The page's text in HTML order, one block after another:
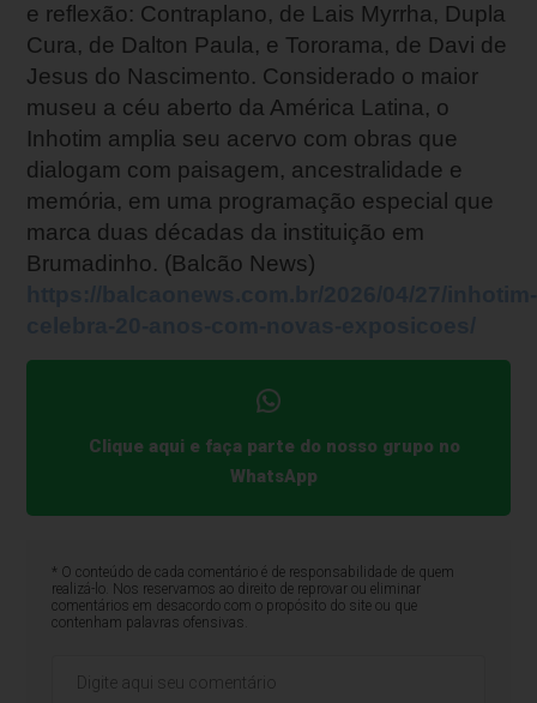
e reflexão: Contraplano, de Lais Myrrha, Dupla
Cura, de Dalton Paula, e Tororama, de Davi de
Jesus do Nascimento. Considerado o maior
museu a céu aberto da América Latina, o
Inhotim amplia seu acervo com obras que
dialogam com paisagem, ancestralidade e
memória, em uma programação especial que
marca duas décadas da instituição em
Brumadinho. (Balcão News)
Clique aqui e faça parte do nosso grupo no
WhatsApp
* O conteúdo de cada comentário é de responsabilidade de quem
realizá-lo. Nos reservamos ao direito de reprovar ou eliminar
comentários em desacordo com o propósito do site ou que
contenham palavras ofensivas.